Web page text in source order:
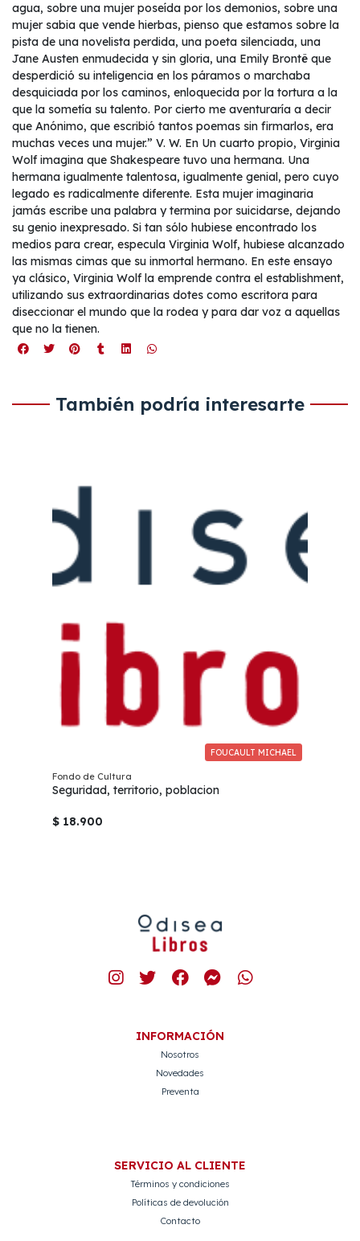
agua, sobre una mujer poseída por los demonios, sobre una
mujer sabia que vende hierbas, pienso que estamos sobre la
pista de una novelista perdida, una poeta silenciada, una
Jane Austen enmudecida y sin gloria, una Emily Brontë que
desperdició su inteligencia en los páramos o marchaba
desquiciada por los caminos, enloquecida por la tortura a la
que la sometía su talento. Por cierto me aventuraría a decir
que Anónimo, que escribió tantos poemas sin firmarlos, era
muchas veces una mujer.” V. W. En Un cuarto propio, Virginia
Wolf imagina que Shakespeare tuvo una hermana. Una
hermana igualmente talentosa, igualmente genial, pero cuyo
legado es radicalmente diferente. Esta mujer imaginaria
jamás escribe una palabra y termina por suicidarse, dejando
su genio inexpresado. Si tan sólo hubiese encontrado los
medios para crear, especula Virginia Wolf, hubiese alcanzado
las mismas cimas que su inmortal hermano. En este ensayo
ya clásico, Virginia Wolf la emprende contra el establishment,
utilizando sus extraordinarias dotes como escritora para
diseccionar el mundo que la rodea y para dar voz a aquellas
que no la tienen.
También podría interesarte
FOUCAULT MICHAEL
Fondo de Cultura
Seguridad, territorio, poblacion
$ 18.900
INFORMACIÓN
Nosotros
Novedades
Preventa
SERVICIO AL CLIENTE
Términos y condiciones
Políticas de devolución
Contacto